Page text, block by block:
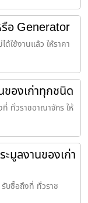
รือ Generator
ด้ใช้งานแล้ว ให้ราคา
ของเก่าทุกชนิด
ที่ ทั่วราชอาณาจักร ให้
มูลงานของเก่า
รับซื้อถึงที่ ทั่วราช